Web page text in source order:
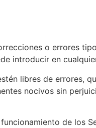
o errores
introducir en
libres de errores,
nocivos sin
de los